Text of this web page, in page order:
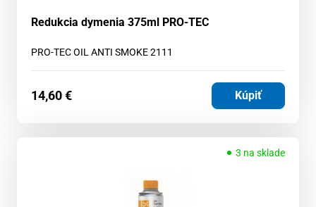
Redukcia dymenia 375ml PRO-TEC
PRO-TEC OIL ANTI SMOKE 2111
14,60€ Kúpiť
3 na sklade